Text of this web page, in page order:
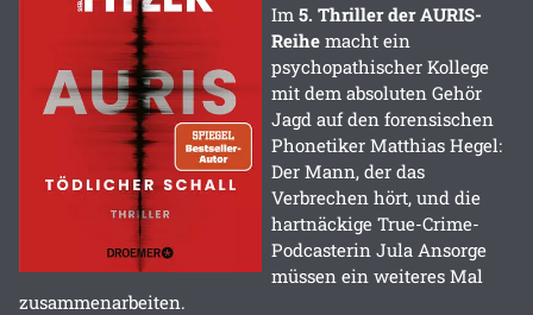
Im 5. Thriller der AURIS-
Reihe macht ein
psychopathischer Kollege
mit dem absoluten Gehör
Jagd auf den forensischen
Phonetiker Matthias Hegel:
Der Mann, der das
Verbrechen hört, und die
hartnäckige True-Crime-
Podcasterin Jula Ansorge
müssen ein weiteres Mal
zusammenarbeiten.